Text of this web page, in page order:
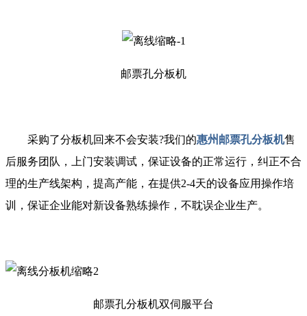
邮票孔分板机
采购了分板机回来不会安装?我们的惠州邮票孔分板机售
后服务团队，上门安装调试，保证设备的正常运行，纠正不合
理的生产线架构，提高产能，在提供2-4天的设备应用操作培
训，保证企业能对新设备熟练操作，不耽误企业生产。
邮票孔分板机双伺服平台